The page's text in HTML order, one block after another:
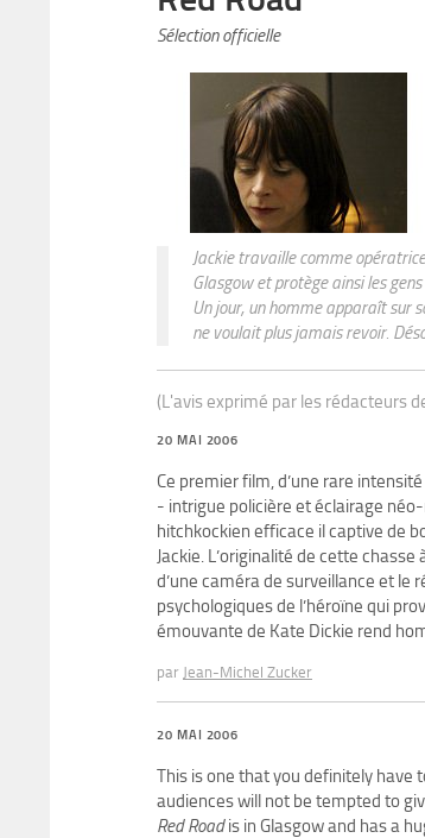
Sélection officielle
Jackie travaille comme
Glasgow et protège ainsi les
Un jour, un homme apparaît sur
ne voulait plus jamais revoir.
(L'avis exprimé par les rédacteurs
20 MAI 2006
Ce premier film, d’une rare
- intrigue policière et éclairage
hitchkockien efficace il captive de
Jackie. L’originalité de cette
d’une caméra de surveillance et le
psychologiques de l’héroïne qui
émouvante de Kate Dickie rend
par Jean-Michel Zucker
20 MAI 2006
This is one that you definitely have
audiences will not be tempted to
Red Roadis in Glasgow and has a